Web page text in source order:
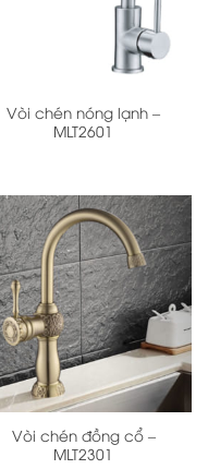
Vòi chén nóng lạnh –
MLT2601
Vòi chén đồng cổ –
MLT2301